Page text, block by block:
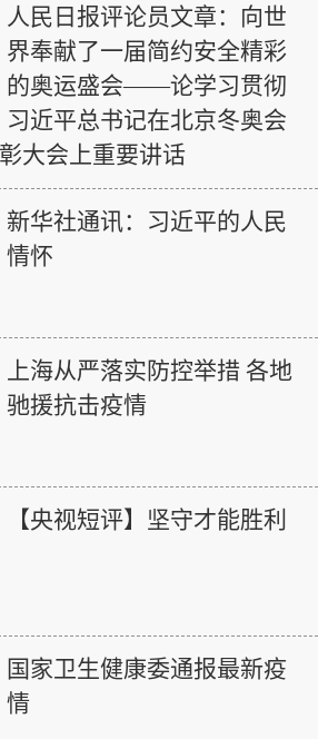
人民日报评论员文章：向世
界奉献了一届简约安全精彩
的奥运盛会——论学习贯彻
习近平总书记在北京冬奥会
大会上重要讲话
新华社通讯：习近平的人民
情怀
上海从严落实防控举措 各地
驰援抗击疫情
【央视短评】坚守才能胜利
国家卫生健康委通报最新疫
情